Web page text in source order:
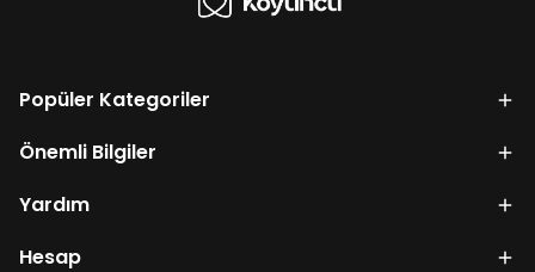
Popüler Kategoriler
Önemli Bilgiler
Yardım
Hesap